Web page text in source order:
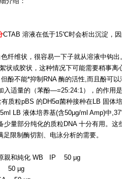
CTAB 溶液在低于15℃时会析出沉淀，
纤维状，很容易一下子就从溶液中钩
状或胶状，这种情况下可能需要稍事
酚不能*抑制RNA 酶的活性,而且酚可
入适量的（苯酚—=25:24:1），的作用
质粒pBS 的DH5α菌种接种在LB 固体
LB 液体培养基(含50μg/ml Amp)中
量部分纯化的质粒DNA 十分有用。
限制酶切割、电泳分析的需要。
原親和純化 WB IP 50 µg
50 µg